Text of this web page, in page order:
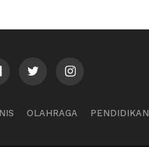
OLAHRAGA PENDIDIKAN